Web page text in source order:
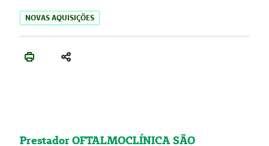
NOVAS AQUISIÇÕES
Prestador OFTALMOCLÍNICA SÃO